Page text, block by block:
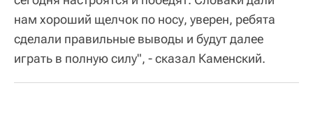
нам хороший щелчок по носу, уверен, ребята
сделали правильные выводы и будут далее
играть в полную силу", - сказал Каменский.